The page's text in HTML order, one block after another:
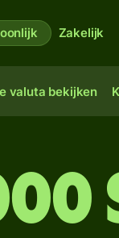
Zakelijk
valuta bekijken